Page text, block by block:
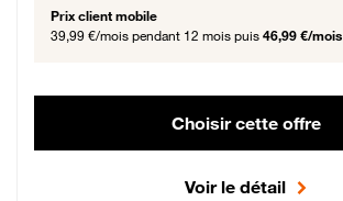
Prix client mobile
39,99 €/mois pendant 12 mois puis 46,99 €/mois
Choisir cette offre
Voir le détail